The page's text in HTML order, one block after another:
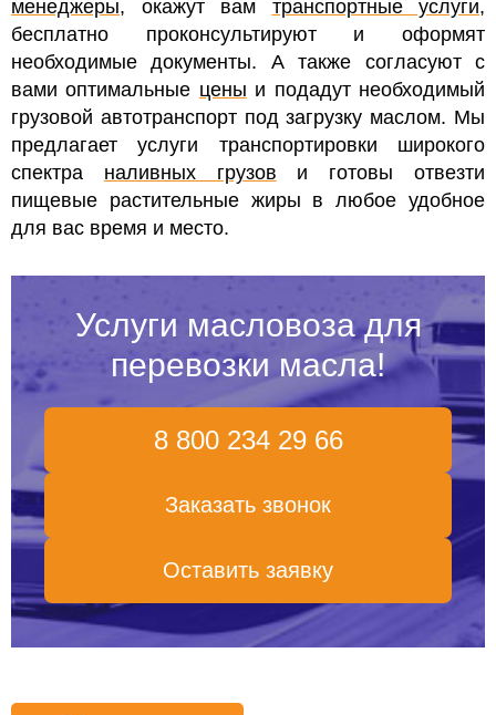
менеджеры, окажут вам транспортные услуги,
бесплатно проконсультируют и оформят
необходимые документы. А также согласуют с
вами оптимальные цены и подадут необходимый
грузовой автотранспорт под загрузку маслом. Мы
предлагает услуги транспортировки широкого
спектра наливных грузов и готовы отвезти
пищевые растительные жиры в любое удобное
для вас время и место.
Услуги масловоза для
перевозки масла!
8 800 234 29 66
Заказать звонок
Оставить заявку